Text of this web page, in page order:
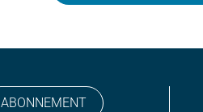
ABONNEMENT